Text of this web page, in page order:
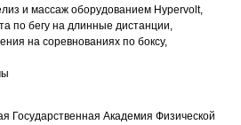
и массаж оборудованием Hypervolt,
по бегу на длинные дистанции,
на соревнованиях по боксу,
Государственная Академия Физической